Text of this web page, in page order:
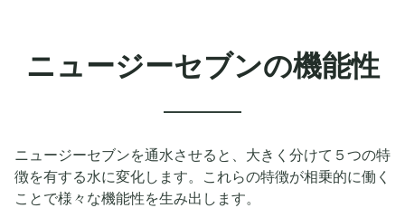
ニュージーセブンの機能性
ニュージーセブンを通水させると、大きく分けて５つの特
徴を有する水に変化します。これらの特徴が相乗的に働く
ことで様々な機能性を生み出します。